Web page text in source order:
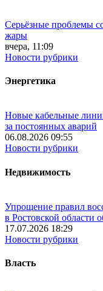
Серьёзные проблемы
жары
вчера, 11:09
Новости рубрики
Энергетика
Новые кабельные
за постоянных аварий
06.08.2026 09:55
Новости рубрики
Недвижимость
Упрощение правил
в Ростовской области
17.07.2026 18:29
Новости рубрики
Власть